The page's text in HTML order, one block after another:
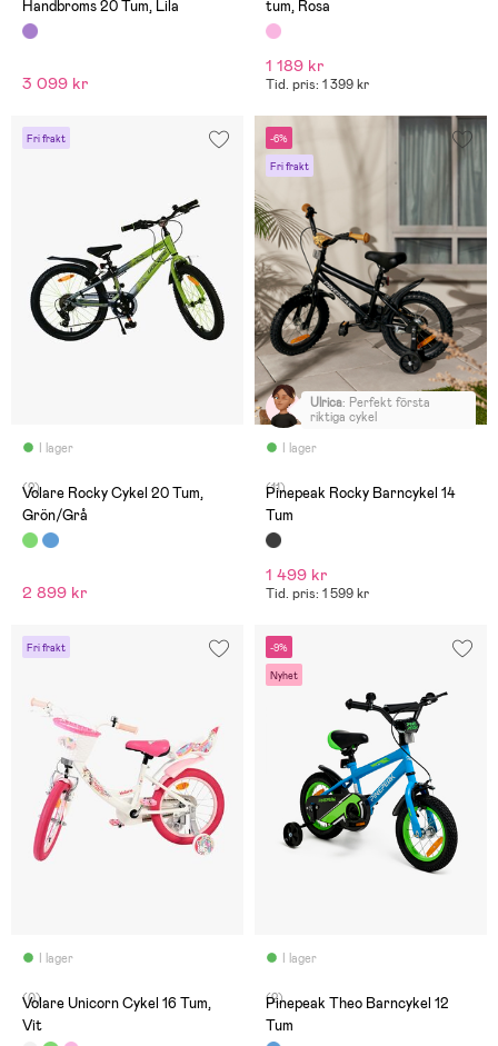
Handbroms 20 Tum, Lila
3 099 kr
tum, Rosa
1 189 kr
Tid. pris: 1 399 kr
Fri frakt
I lager
(2)
Volare Rocky Cykel 20 Tum,
Grön/Grå
2 899 kr
-6%
Fri frakt
I lager
Ulrica: Perfekt första
riktiga cykel
(11)
Pinepeak Rocky Barncykel 14
Tum
1 499 kr
Tid. pris: 1 599 kr
Fri frakt
I lager
(0)
Volare Unicorn Cykel 16 Tum,
Vit
-9%
Nyhet
I lager
(2)
Pinepeak Theo Barncykel 12
Tum